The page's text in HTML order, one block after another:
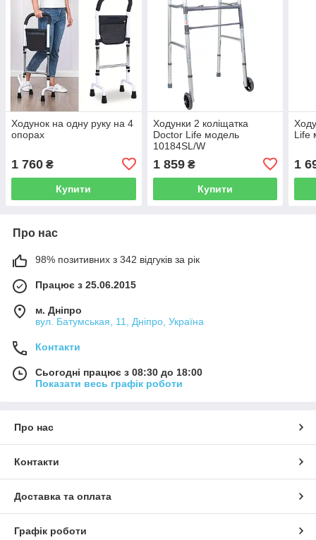
Ходунок на одну руку на 4
опорах
1 760 ₴
Купити
Ходунки 2 коліщатка
Doctor Life модель
10184SL/W
1 859₴
Купити
Life
1
Про нас
98% позитивних з 342 відгуків за рік
Працює з 25.06.2015
м. Дніпро
вул. Батумськая, 11, Дніпро, Україна
Контакти
Сьогодні працює з 08:30 до 18:00
Показати весь графік роботи
Про нас
Контакти
Доставка та оплата
Графік роботи